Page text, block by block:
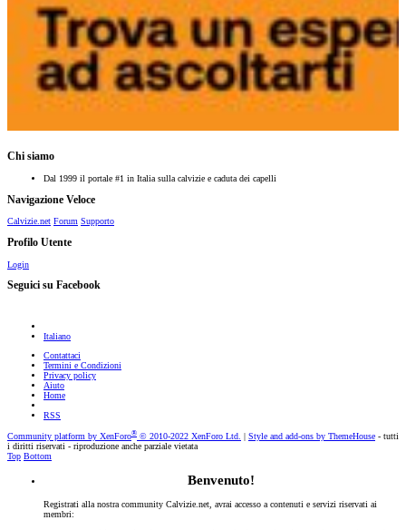
Chi siamo
Dal 1999 il portale #1 in Italia sulla calvizie e caduta dei capelli
Navigazione Veloce
Calvizie.net Forum Supporto
Profilo Utente
Login
Seguici su Facebook
Italiano
Contattaci
Termini e Condizioni
Privacy policy
Aiuto
Home
RSS
Community platform by XenForo® © 2010-2022 XenForo Ltd. Style and add-ons by ThemeHouse - tutti
i diritti riservati - riproduzione anche parziale vietata
Top Bottom
Benvenuto!
Registrati alla nostra community Calvizie.net, avrai accesso a contenuti e servizi riservati ai
membri: